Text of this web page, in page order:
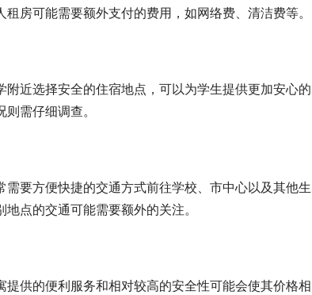
房可能需要额外支付的费用，如网络费、清洁费等。
近选择安全的住宿地点，可以为学生提供更加安心的
需仔细调查。
要方便快捷的交通方式前往学校、市中心以及其他生
点的交通可能需要额外的关注。
供的便利服务和相对较高的安全性可能会使其价格相